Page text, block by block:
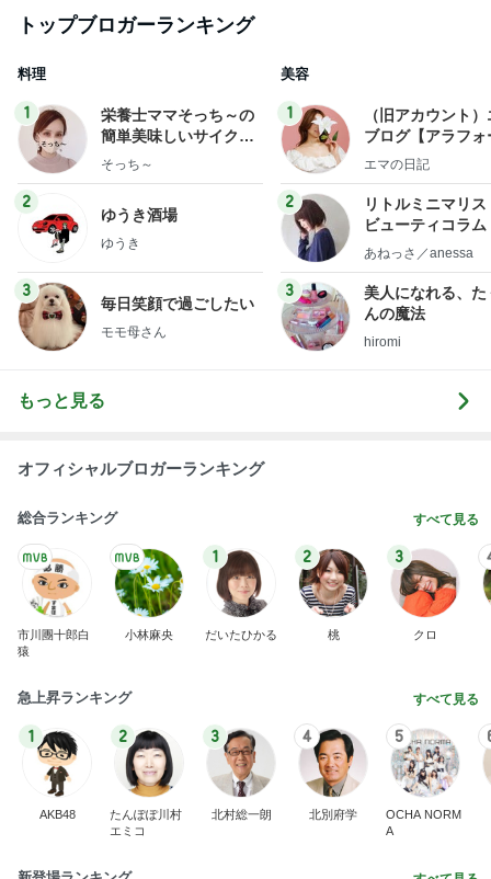
トップブロガーランキング
料理
1
栄養士ママそっち～の
簡単美味しいサイクル
献立
そっち～
2
ゆうき酒場
ゆうき
3
毎日笑顔で過ごしたい
モモ母さん
美容
1
（旧アカウント
ブログ【アラフォ
社売却セカンドラ
エマの日記
2
リトルミニマリス
ビューティコラ
little
あねっさ／anessa
3
美人になれる、た
んの魔法
hiromi
もっと見る
オフィシャルブロガーランキング
総合ランキング すべて見る
市川團十郎白
猿
小林麻央
1
だいたひかる
2
桃
3
クロ
急上昇ランキング すべて見る
1
AKB48
2
たんぽぽ川村
エミコ
3
北村総一朗
4
北別府学
5
OCHA NORM
A